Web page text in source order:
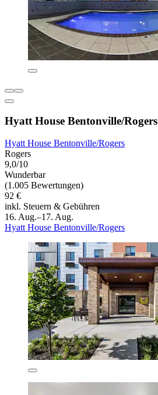
Hyatt House Bentonville/Rogers
Hyatt House Bentonville/Rogers
Rogers
9,0/10
Wunderbar
(1.005 Bewertungen)
92 €
inkl. Steuern & Gebühren
16. Aug.–17. Aug.
Hyatt House Bentonville/Rogers